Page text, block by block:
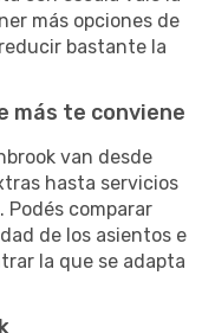
más opciones de
bastante la
más te conviene
van desde
hasta servicios
Podés comparar
de los asientos e
la que se adapta